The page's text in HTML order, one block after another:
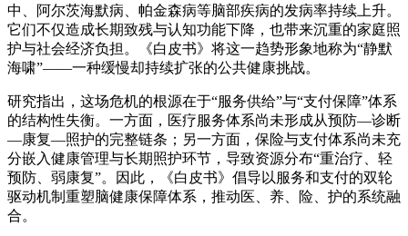
中、阿尔茨海默病、帕金森病等脑部疾病的发病率持续上升。
它们不仅造成长期致残与认知功能下降，也带来沉重的家庭照
护与社会经济负担。《白皮书》将这一趋势形象地称为“静默
海啸”——一种缓慢却持续扩张的公共健康挑战。
研究指出，这场危机的根源在于“服务供给”与“支付保障”体系
的结构性失衡。一方面，医疗服务体系尚未形成从预防—诊断
—康复—照护的完整链条；另一方面，保险与支付体系尚未充
分嵌入健康管理与长期照护环节，导致资源分布“重治疗、轻
预防、弱康复”。因此，《白皮书》倡导以服务和支付的双轮
驱动机制重塑脑健康保障体系，推动医、养、险、护的系统融
合。